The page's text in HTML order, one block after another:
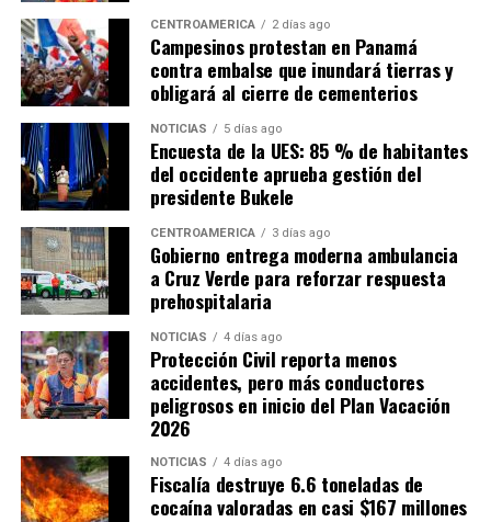
CENTROAMÉRICA 2 días ago
Campesinos protestan en Panamá
contra embalse que inundará tierras y
obligará al cierre de cementerios
NOTICIAS 5 días ago
Encuesta de la UES: 85 % de habitantes
del occidente aprueba gestión del
presidente Bukele
CENTROAMÉRICA 3 días ago
Gobierno entrega moderna ambulancia
a Cruz Verde para reforzar respuesta
prehospitalaria
NOTICIAS 4 días ago
Protección Civil reporta menos
accidentes, pero más conductores
peligrosos en inicio del Plan Vacación
2026
NOTICIAS 4 días ago
Fiscalía destruye 6.6 toneladas de
cocaína valoradas en casi $167 millones